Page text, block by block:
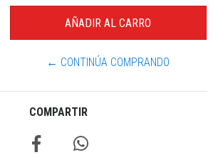
← CONTINÚA COMPRANDO
COMPARTIR